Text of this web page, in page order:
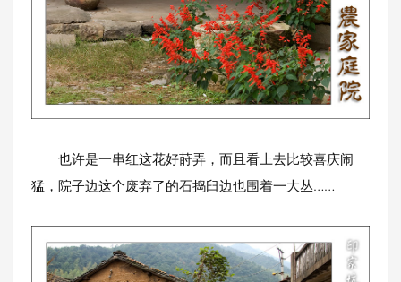
也许是一串红这花好莳弄，而且看上去比较喜庆闹
猛，院子边这个废弃了的石捣臼边也围着一大丛……